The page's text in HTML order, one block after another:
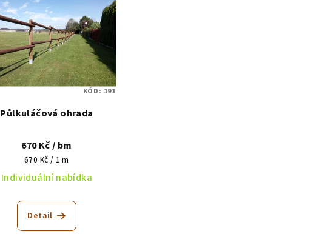
Půlkuláčová ohrada
670 Kč/ bm
Měrná
cena:
670 Kč / 1 m
Individuální nabídka
Detail
KÓD: 191